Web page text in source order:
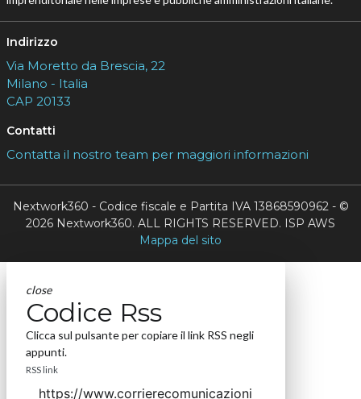
Indirizzo
Via Moretto da Brescia, 22
Milano - Italia
CAP 20133
Contatti
Contatta il nostro team per maggiori informazioni
Nextwork360 - Codice fiscale e Partita IVA 13868590962 - ©
2026 Nextwork360. ALL RIGHTS RESERVED. ISP AWS
Mappa del sito
close
Codice Rss
Clicca sul pulsante per copiare il link RSS negli
appunti.
RSS link